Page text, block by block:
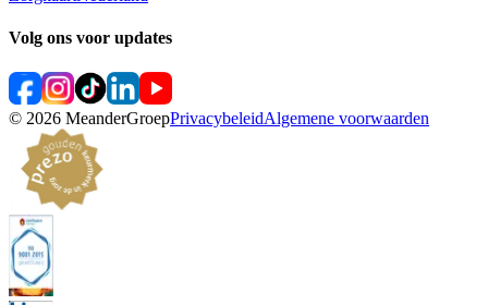
Volg ons voor updates
© 2026 MeanderGroepPrivacybeleidAlgemene voorwaarden